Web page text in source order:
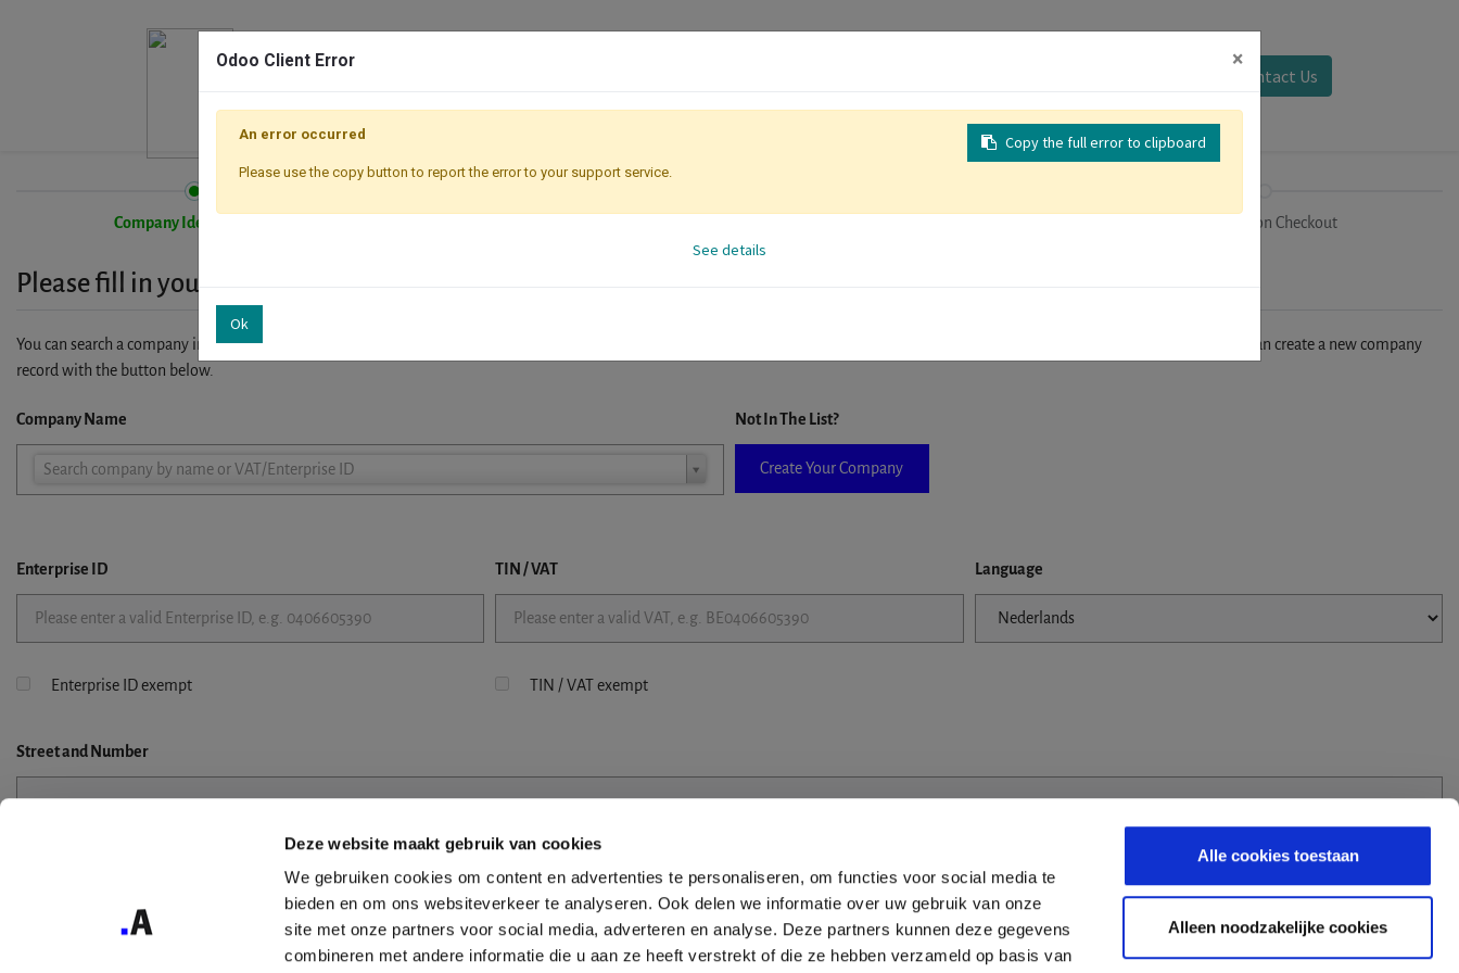
Deze website maakt gebruik van cookies
We gebruiken cookies om content en advertenties te personaliseren, om functies voor social media te
bieden en om ons websiteverkeer te analyseren. Ook delen we informatie over uw gebruik van onze
site met onze partners voor social media, adverteren en analyse. Deze partners kunnen deze gegevens
combineren met andere informatie die u aan ze heeft verstrekt of die ze hebben verzameld op basis van
Alle cookies toestaan
Alleen noodzakelijke cookies
Contact Us
Company Identification Registration Checkout
Please fill in your company details
You can search a company in our database by name, VAT or enterprise ID. When a company is selected it will auto-complete the form. If you don't find your company in our database, you can create a new company
record with the button below.
Company Name
Search company by name or VAT/Enterprise ID
Company
Not In The List?
Create Your Company
Enterprise ID TIN / VAT Language
Enterprise ID exempt TIN / VAT exempt
Streetand Number
Odoo Client Error ×
Copy the full error to clipboard
An error occurred
Please use the copy button to report the error to your support service.
See details
Ok